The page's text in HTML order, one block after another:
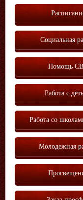
Социальная
Помощь
Работа с
Работа со
Молодежная